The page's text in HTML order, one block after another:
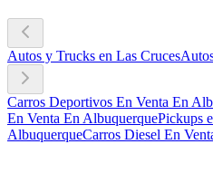
Autos y Trucks en Las Cruces
Carros Deportivos En Venta En
En Venta En AlbuquerquePickups
AlbuquerqueCarros Diesel En